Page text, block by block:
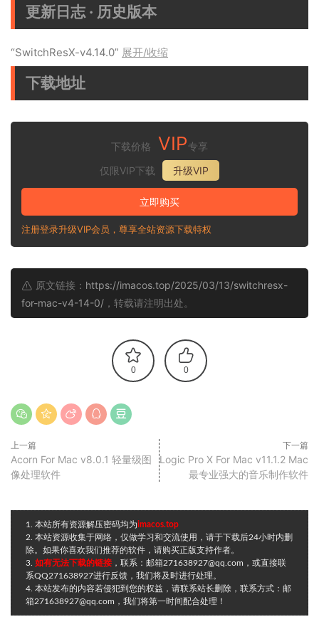
更新日志 · 历史版本
“SwitchResX-v4.14.0” 展开/收缩
下载地址
下载价格 VIP专享
仅限VIP下载
升级VIP
立即购买
注册登录升级VIP会员，尊享全站资源下载特权
原文链接： https://imacos.top/2025/03/13/switchresx-
for-mac-v4-14-0/ ，转载请注明出处。
0 0
上一篇
Acorn For Mac v8.0.1 轻量级图
像处理软件
下一篇
Logic Pro X For Mac v11.1.2 Mac
最专业强大的音乐制作软件
1. 本站所有资源解压密码均为imacos.top
2. 本站资源收集于网络，仅做学习和交流使用，请于下载后24小时内删
除。如果你喜欢我们推荐的软件，请购买正版支持作者。
3. 如有无法下载的链接 ，联系：邮箱271638927@qq.com，或直接联
系QQ271638927进行反馈，我们将及时进行处理。
4. 本站发布的内容若侵犯到您的权益，请联系站长删除，联系方式：邮
箱271638927@qq.com，我们将第一时间配合处理！